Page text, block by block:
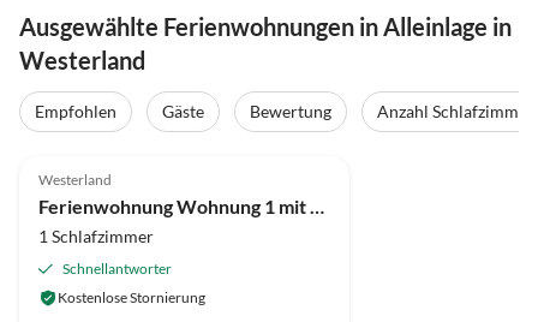
Ausgewählte Ferienwohnungen in Alleinlage in
Westerland
Empfohlen Gäste Bewertung Anzahl Schlafzimmer
Westerland
1 Schlafzimmer
Schnellantworter
Kostenlose Stornierung